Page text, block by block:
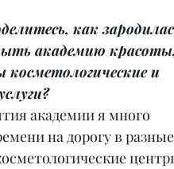
как
академию
косметологические и
академии я много
на дорогу в разные